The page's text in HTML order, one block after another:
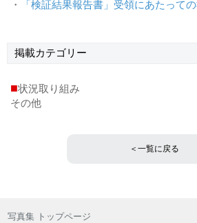
・
「検証結果報告書」受領にあたって
掲載カテゴリー
■状況取り組み
その他
＜一覧に戻る
写真集 トップページ